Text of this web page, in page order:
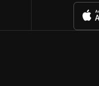
até tatuagens